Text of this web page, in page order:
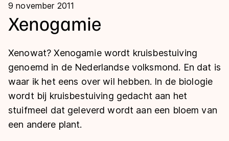
Kalender
Marathon
Langebaan
Shorttrack
Inlineskaten
Uitslagen
Langebaan
Shorttrack
Tijden & historie
9 november 2011
Xenogamie
Xenowat? Xenogamie wordt kruisbestuiving
genoemd in de Nederlandse volksmond. En dat is
waar ik het eens over wil hebben. In de biologie
wordt bij kruisbestuiving gedacht aan het
stuifmeel dat geleverd wordt aan een bloem van
een andere plant.